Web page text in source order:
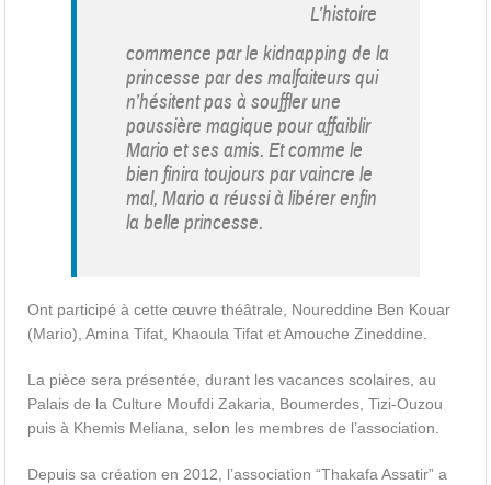
L’histoire
commence par le kidnapping de la
princesse par des malfaiteurs qui
n’hésitent pas à souffler une
poussière magique pour affaiblir
Mario et ses amis. Et comme le
bien finira toujours par vaincre le
mal, Mario a réussi à libérer enfin
la belle princesse.
Ont participé à cette œuvre théâtrale, Noureddine Ben Kouar
(Mario), Amina Tifat, Khaoula Tifat et Amouche Zineddine.
La pièce sera présentée, durant les vacances scolaires, au
Palais de la Culture Moufdi Zakaria, Boumerdes, Tizi-Ouzou
puis à Khemis Meliana, selon les membres de l’association.
Depuis sa création en 2012, l’association “Thakafa Assatir” a